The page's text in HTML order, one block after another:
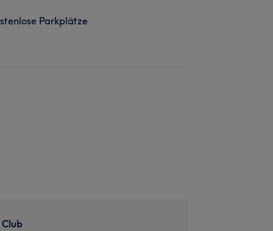
Parkplätze